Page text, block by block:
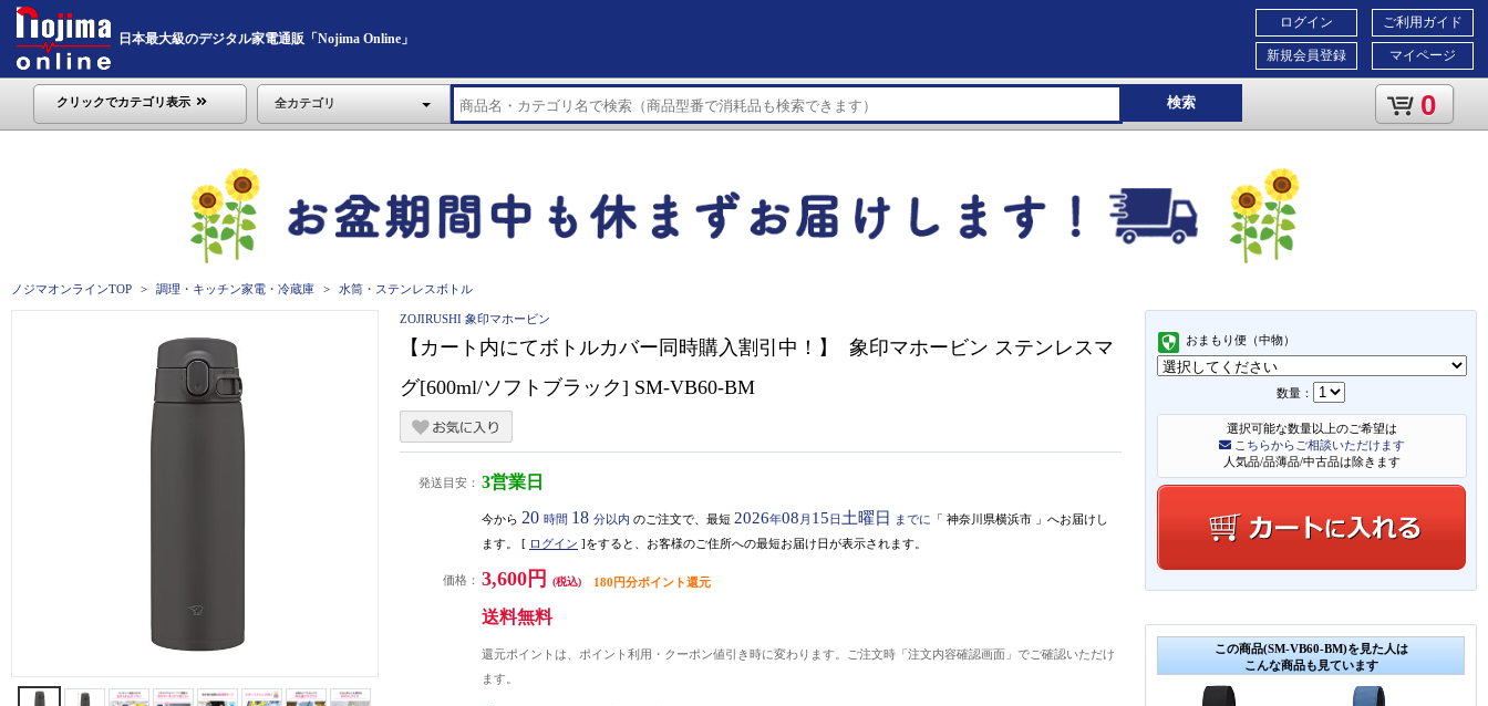
日本最大級のデジタル家電通販「Nojima Online」
ご利用ガイド
マイページ
ログイン
新規会員登録
クリックでカテゴリ表示 全カテゴリ 検索 0
ノジマオンラインTOP 調理・キッチン家電・冷蔵庫 水筒・ステンレスボトル
おまもり便（中物）
数量：
選択可能な数量以上のご希望は
こちらからご相談いただけます
人気品/品薄品/中古品は除きます
この商品(SM-VB60-BM)を見た人は
こんな商品も見ています
ZOJIRUSHI 象印マホービン
【カート内にてボトルカバー同時購入割引中！】 象印マホービン ステンレスマ
グ[600ml/ソフトブラック] SM-VB60-BM
発送目安： 3営業日
今から 20 時間 18 分以内 のご注文で、最短 2026年08 月 15日 土曜日 までに 「 神奈川県横浜市 」 へお届けし
ます。 [ ログイン ]をすると、お客様のご住所への最短お届け日が表示されます。
価格： 3,600円 (税込) 180円分ポイント還元
送料無料
還元ポイントは、ポイント利用・クーポン値引き時に変わります。ご注文時「注文内容確認画面」でご確認いただけ
ます。